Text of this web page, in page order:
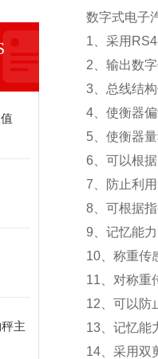
主
数字式电子
1 、采用
2 、输出数
3 、总线结
4 、使衡器
5 、使衡器
6 、可以根
7 、防止利
8 、可根据
9 、记忆能
10 、称重
11 、对称
12 、可以
13 、记忆
14 、采用